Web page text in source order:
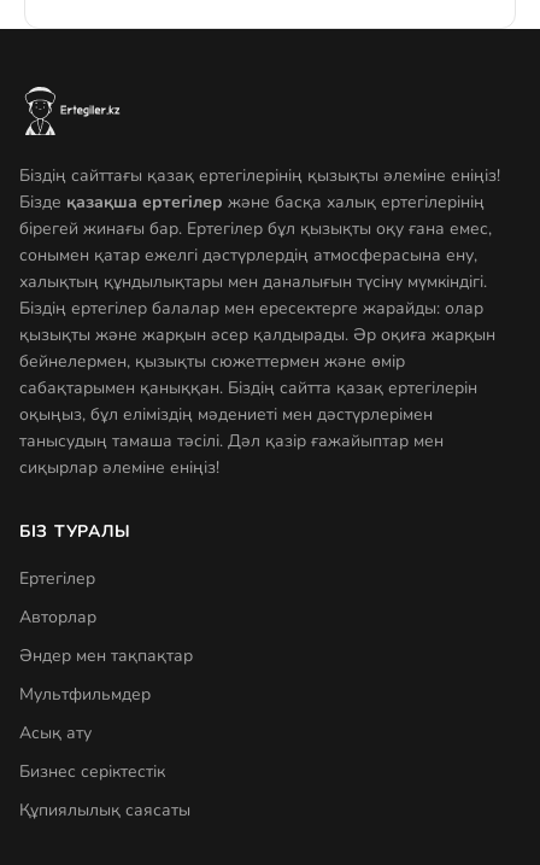
Біздің сайттағы қазақ ертегілерінің қызықты әлеміне еніңіз!
Бізде қазақша ертегілер және басқа халық ертегілерінің
бірегей жинағы бар. Ертегілер бұл қызықты оқу ғана емес,
сонымен қатар ежелгі дәстүрлердің атмосферасына ену,
халықтың құндылықтары мен даналығын түсіну мүмкіндігі.
Біздің ертегілер балалар мен ересектерге жарайды: олар
қызықты және жарқын әсер қалдырады. Әр оқиға жарқын
бейнелермен, қызықты сюжеттермен және өмір
сабақтарымен қаныққан. Біздің сайтта қазақ ертегілерін
оқыңыз, бұл еліміздің мәдениеті мен дәстүрлерімен
танысудың тамаша тәсілі. Дәл қазір ғажайыптар мен
сиқырлар әлеміне еніңіз!
БІЗ ТУРАЛЫ
Ертегілер
Авторлар
Әндер мен тақпақтар
Мультфильмдер
Асық ату
Бизнес серіктестік
Құпиялылық саясаты